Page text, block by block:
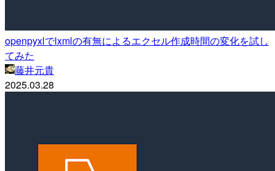
openpyxlでlxmlの有無によるエクセル作成時間の変化を試し
てみた
藤井元貴
2025.03.28